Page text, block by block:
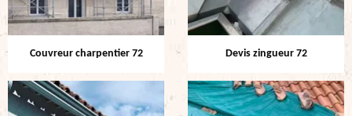
Couvreur charpentier 72 Devis zingueur 72